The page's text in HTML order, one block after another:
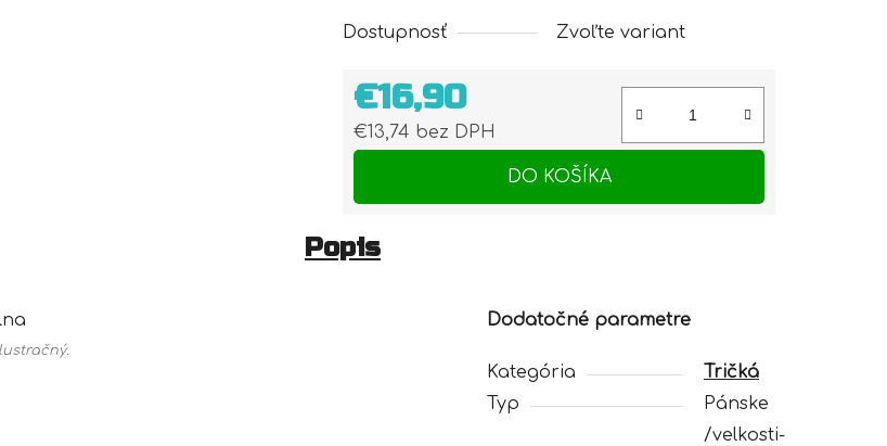
Dostupnosť Zvoľte variant
€16,90
€13,74 bez DPH
Jednotková cena:
DO KOŠÍKA
Popis
Dodatočné parametre
Kategória
Tričká
Typ
Pánske
/velkosti-